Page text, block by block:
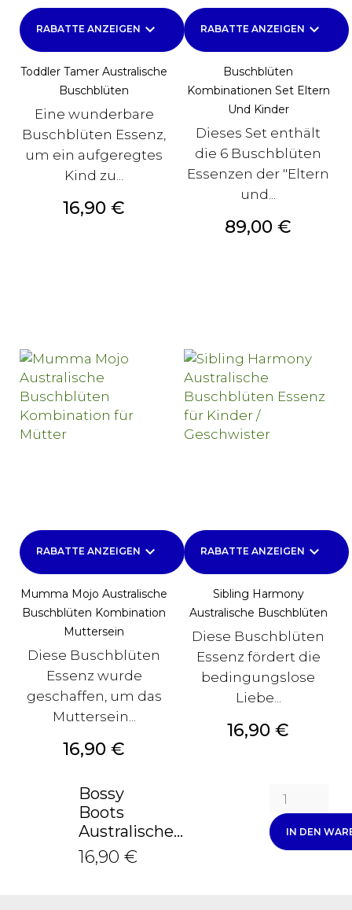
RABATTE ANZEIGEN keyboard_arrow_down
Toddler Tamer Australische
Buschblüten
Eine wunderbare
Buschblüten Essenz,
um ein aufgeregtes
Kind zu...
Preis
16,90 €
RABATTE ANZEIGEN keyboard_arrow_down
Buschblüten
Kombinationen Set Eltern
Und Kinder
Dieses Set enthält
die 6 Buschblüten
Essenzen der "Eltern
und...
Preis
89,00 €
RABATTE ANZEIGEN keyboard_arrow_down
Mumma Mojo Australische
Buschblüten Kombination
Muttersein
Diese Buschblüten
Essenz wurde
geschaffen, um das
Muttersein...
Preis
16,90 €
RABATTE ANZEIGEN keyboard_arrow_down
Sibling Harmony
Australische Buschblüten
Diese Buschblüten
Essenz fördert die
bedingungslose
Liebe...
Preis
16,90 €
Bossy
Boots
Australische...
16,90 €
IN DEN